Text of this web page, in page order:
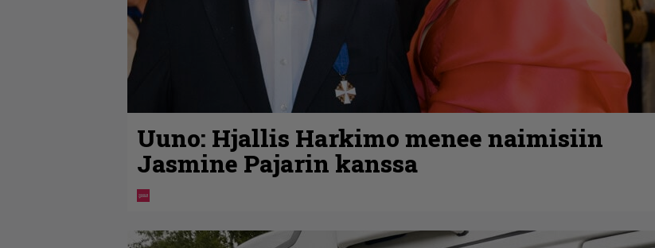
Uuno: Hjallis Harkimo menee naimisiin
Jasmine Pajarin kanssa